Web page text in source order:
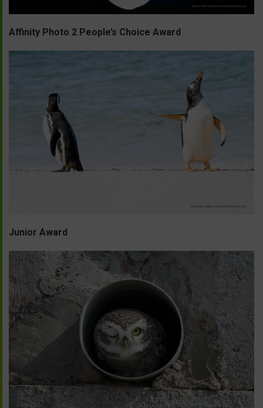
Affinity Photo 2 People’s Choice Award
Junior Award